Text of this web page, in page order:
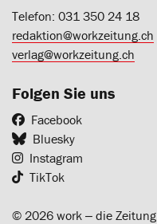
Telefon: 031 350 24 18
redaktion@workzeitung.ch
verlag@workzeitung.ch
Folgen Sie uns
Facebook
Bluesky
Instagram
TikTok
© 2026 work ‒ die